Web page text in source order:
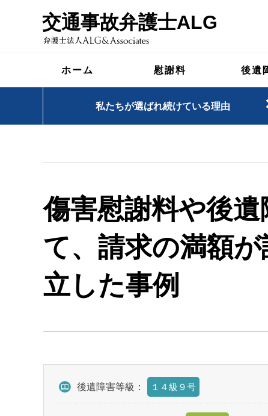
交通事故弁護士ALG
ホーム 慰謝料 後遺
私たちが選ばれ続けている理由
傷害慰謝料や後
て、請求の満額
立した事例
後遺障害等級： １４級９号